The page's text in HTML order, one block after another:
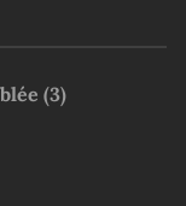
(3)